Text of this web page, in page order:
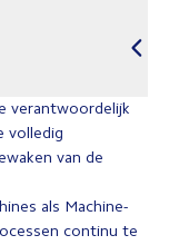
verantwoordelijk
volledig
van de
als Machine-
continu te